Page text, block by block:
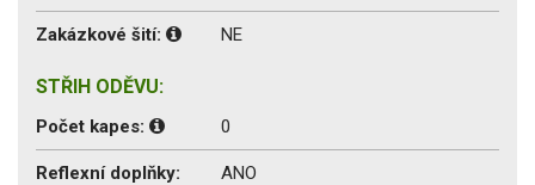
Zakázkové šití: NE
STŘIH ODĚVU:
Počet kapes: 0
Reflexní doplňky: ANO